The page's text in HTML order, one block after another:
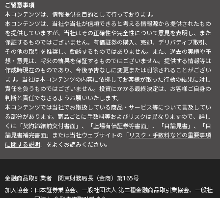
ご留意事項
本コンテンツは、情報提供を目的として行っております。
本コンテンツは、当社や当社が信頼できると考える情報源から提供されたもの
を提供していますが、当社はその正確性や完全性について意見を表明し、また
保証するものではございません。有価証券の購入、売却、デリバティブ取引、
その他の取引を推奨し、勧誘するものではありません。また、過去の実績や予
想・意見は、将来の結果を保証するものではございません。提供する情報等は
作成時現在のものであり、今後予告なしに変更または削除されることがござい
ます。当社は本コンテンツの内容に依拠してお客様が取った行動の結果に対し
責任を負うものではございません。投資にかかる最終決定は、お客様ご自身の
判断と責任でなさるようお願いいたします。
本コンテンツでは当社でお取扱している商品・サービス等について言及してい
る部分があります。商品ごとに手数料等およびリスクは異なりますので、詳し
くは「契約締結前交付書面」、「上場有価証券等書面」、「目論見書」、「目
論見書補完書面」または当社ウェブサイトの「リスク・手数料などの重要事項
に関する説明」をよくお読みください。
金融商品取引業者 関東財務局長（金商）第165号
日本証券業協会、一般社団法人 第二種金融商品取引業協会、一般社